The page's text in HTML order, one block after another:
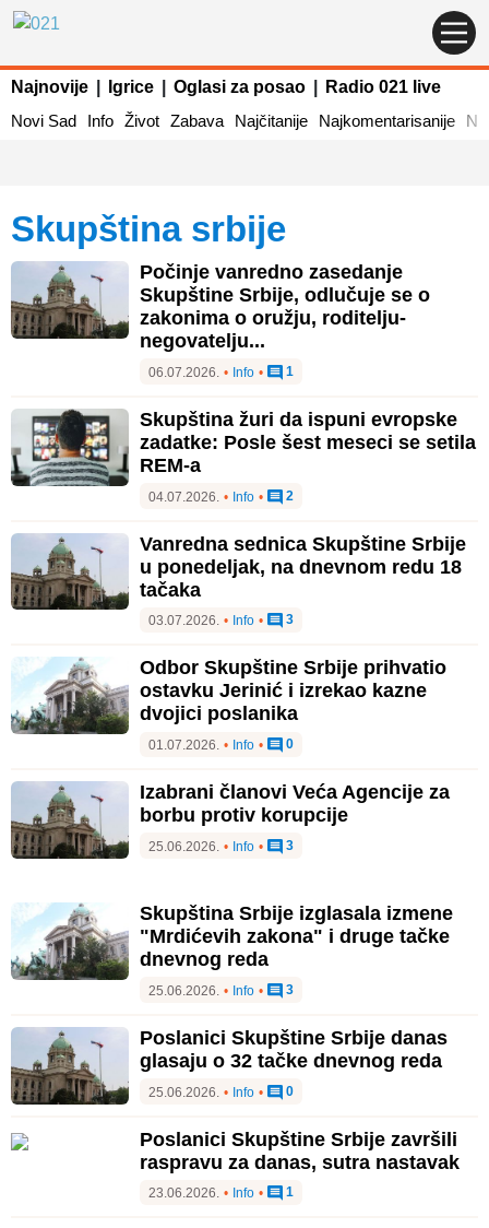
Najnovije Igrice Oglasi za posao
Radio 021 live
Novi Sad
Info Život Zabava Najčitanije Najkomentarisanije
skupština srbije
Počinje vanredno zasedanje
Skupštine Srbije, odlučuje se o
zakonima o oružju, roditelju-
negovatelju...
06.07.2026. • Info • 1
Skupština žuri da ispuni evropske
zadatke: Posle šest meseci se setila
REM-a
04.07.2026. • Info • 2
Vanredna sednica Skupštine Srbije
u ponedeljak, na dnevnom redu 18
tačaka
03.07.2026. • Info • 3
Odbor Skupštine Srbije prihvatio
ostavku Jerinić i izrekao kazne
dvojici poslanika
01.07.2026. • Info • 0
Izabrani članovi Veća Agencije za
borbu protiv korupcije
25.06.2026. • Info • 3
Skupština Srbije izglasala izmene
"Mrdićevih zakona" i druge tačke
dnevnog reda
25.06.2026. • Info • 3
Poslanici Skupštine Srbije danas
glasaju o 32 tačke dnevnog reda
25.06.2026. • Info • 0
Poslanici Skupštine Srbije završili
raspravu za danas, sutra nastavak
23.06.2026. • Info • 1